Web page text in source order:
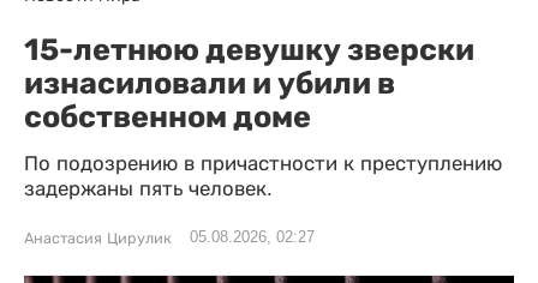
15-летнюю девушку зверски
изнасиловали и убили в
собственном доме
По подозрению в причастности к преступлению
задержаны пять человек.
Анастасия Цирулик 05.08.2026, 02:27